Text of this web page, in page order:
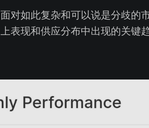
面对如此复杂和可以说是分歧的
上表现和供应分布中出现的关键趋